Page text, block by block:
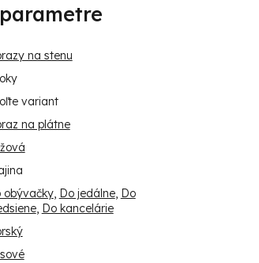
na stenu
variant
na plátne
obývačky, Do jedálne, Do
, Do kancelárie